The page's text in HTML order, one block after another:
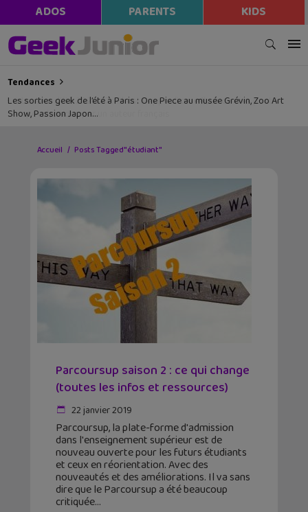
ADOS PARENTS KIDS
Tendances
Les sorties geek de l’été à Paris : One Piece au musée Grévin, Zoo Art
Show, Passion Japon…
Accueil Posts Tagged "étudiant"
Parcoursup saison 2 : ce qui change
(toutes les infos et ressources)
22 janvier 2019
Parcoursup, la plate-forme d'admission
dans l'enseignement supérieur est de
nouveau ouverte pour les futurs étudiants
et ceux en réorientation. Avec des
nouveautés et des améliorations. Il va sans
dire que le Parcoursup a été beaucoup
critiquée